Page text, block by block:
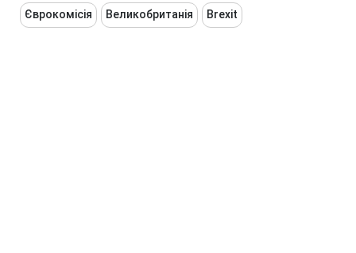
Єврокомісія Великобританія Brexit